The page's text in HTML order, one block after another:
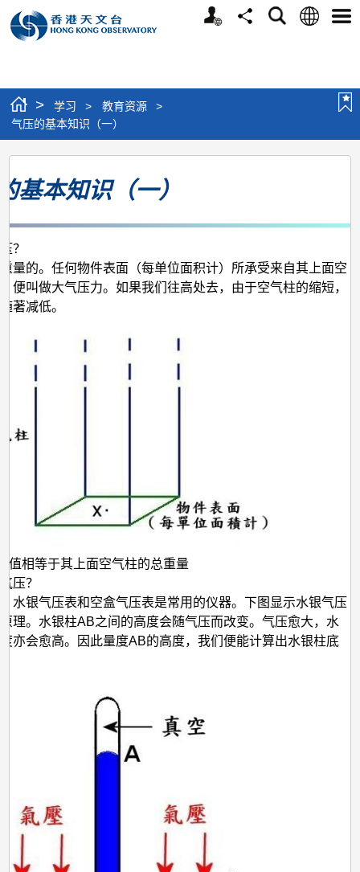
个
分
搜
语
选
> 学习 > 教育资源
>
气压的基本知识（一）
气
压
基
本
知
识
（一）
基本知识（一）
？
量的。任何物件表面（每单位面积计）所承受来自其上面空
便叫做大气压力。如果我们往高处去，由于空气柱的缩短，
著减低。
值相等于其上面空气柱的总重量
压？
水银气压表和空盒气压表是常用的仪器。下图显示水银气压
理。水银柱AB之间的高度会随气压而改变。气压愈大，水
亦会愈高。因此量度AB的高度，我们便能计算出水银柱底